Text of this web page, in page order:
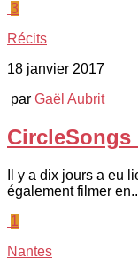
3
Récits
18 janvier 2017
par Gaël Aubrit
CircleSongs
Il y a dix jours a eu
également filmer
1
Nantes